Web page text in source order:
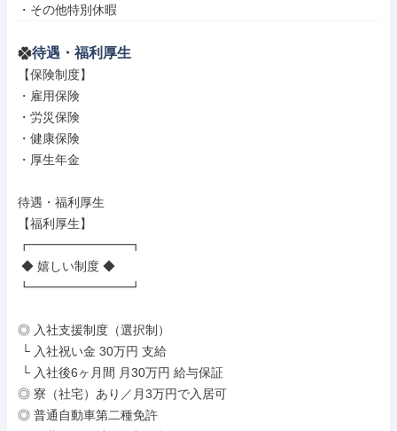
・その他特別休暇
待遇・福利厚生
【保険制度】
・雇用保険
・労災保険
・健康保険
・厚生年金
待遇・福利厚生
【福利厚生】
┏━━━━━━━━┓
┗━━━━━━━━┛
◎ 入社支援制度（選択制）
◎ 寮（社宅）あり／月3万円で入居可
◎ 普通自動車第二種免許